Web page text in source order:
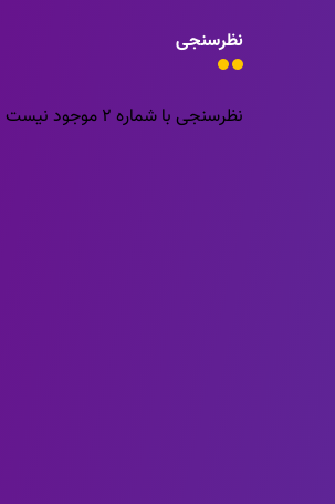
نظرسنجی
نظرسنجی با شماره 2 موجود نیست